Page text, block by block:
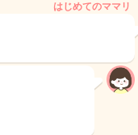
はじめてのママリ